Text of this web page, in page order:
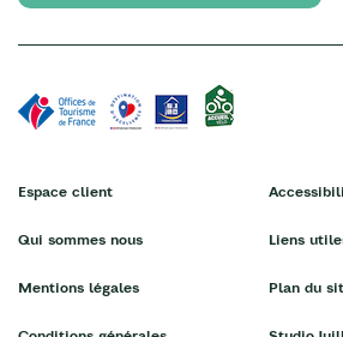
Espace client
Qui sommes nous
Mentions légales
Liens
Plan du